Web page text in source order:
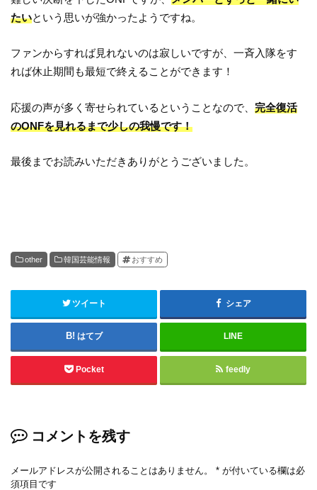
たいという思いが強かったようですね。
ファンからすれば見れないのは寂しいですが、一斉入隊をす
れば休止期間も最短で終えることができます！
応援の声が多く寄せられているということなので、完全復活
のONFを見れるまで少しの我慢です！
最後までお読みいただきありがとうございました。
other 韓国芸能情報 おすすめ
ツイート シェア
はてブ LINE
Pocket feedly
コメントを残す
メールアドレスが公開されることはありません。 * が付いている欄は必
須項目です